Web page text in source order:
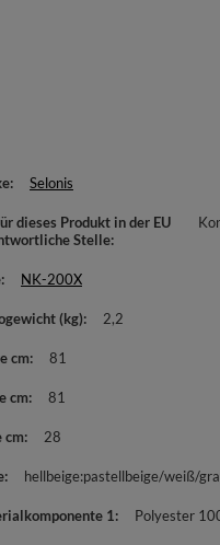
Selonis
dieses Produkt in der EU
Stelle
NK-200X
(kg) 2,2
cm 81
cm 81
cm 28
hellbeige:pastellbeige/weiß/
1 Polyester